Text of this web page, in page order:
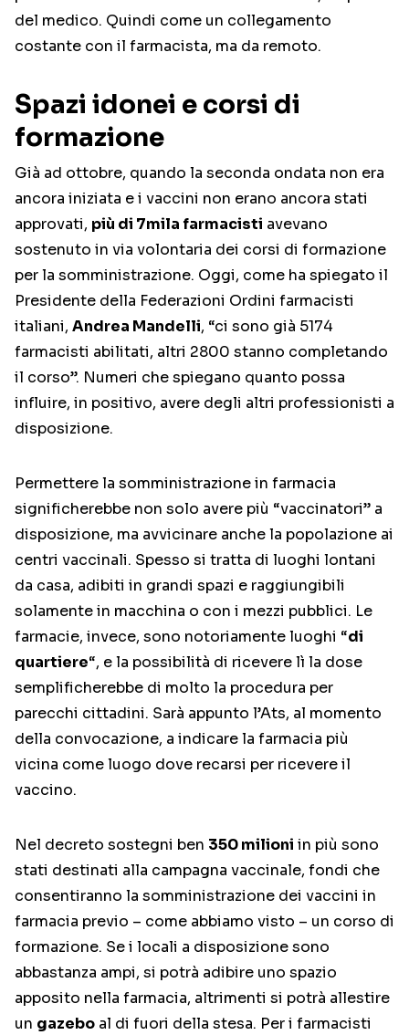
del medico. Quindi come un collegamento
costante con il farmacista, ma da remoto.
Spazi idonei e corsi di
formazione
Già ad ottobre, quando la seconda ondata non era
ancora iniziata e i vaccini non erano ancora stati
approvati, più di 7mila farmacisti avevano
sostenuto in via volontaria dei corsi di formazione
per la somministrazione. Oggi, come ha spiegato il
Presidente della Federazioni Ordini farmacisti
italiani, Andrea Mandelli, “ci sono già 5174
farmacisti abilitati, altri 2800 stanno completando
il corso”. Numeri che spiegano quanto possa
influire, in positivo, avere degli altri professionisti a
disposizione.
Permettere la somministrazione in farmacia
significherebbe non solo avere più “vaccinatori” a
disposizione, ma avvicinare anche la popolazione ai
centri vaccinali. Spesso si tratta di luoghi lontani
da casa, adibiti in grandi spazi e raggiungibili
solamente in macchina o con i mezzi pubblici. Le
farmacie, invece, sono notoriamente luoghi “di
quartiere“, e la possibilità di ricevere lì la dose
semplificherebbe di molto la procedura per
parecchi cittadini. Sarà appunto l’Ats, al momento
della convocazione, a indicare la farmacia più
vicina come luogo dove recarsi per ricevere il
vaccino.
Nel decreto sostegni ben 350 milioni in più sono
stati destinati alla campagna vaccinale, fondi che
consentiranno la somministrazione dei vaccini in
farmacia previo – come abbiamo visto – un corso di
formazione. Se i locali a disposizione sono
abbastanza ampi, si potrà adibire uno spazio
apposito nella farmacia, altrimenti si potrà allestire
un gazebo al di fuori della stesa. Per i farmacisti